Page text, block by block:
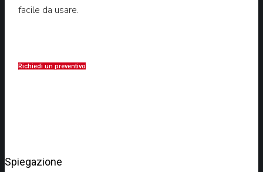
facile da usare.
Richiedi un preventivo
Spiegazione